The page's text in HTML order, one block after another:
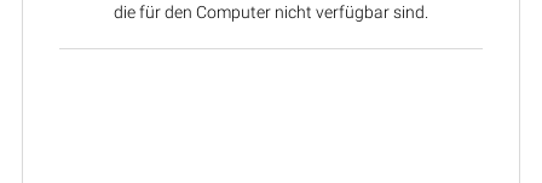
die für den Computer nicht verfügbar sind.